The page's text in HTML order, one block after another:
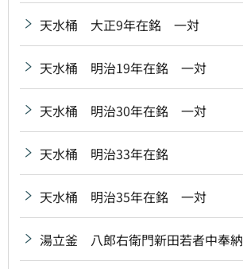
天水桶 大正9年在銘 一対
天水桶 明治19年在銘 一対
天水桶 明治30年在銘 一対
天水桶 明治33年在銘
天水桶 明治35年在銘 一対
湯立釜 八郎右衛門新田若者中奉納